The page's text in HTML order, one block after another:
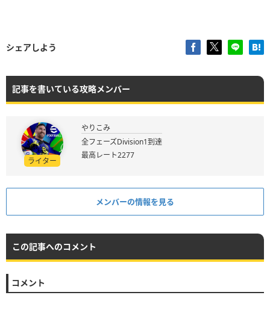
シェアしよう
記事を書いている攻略メンバー
ライター
やりこみ
全フェーズDivision1到達
最高レート2277
メンバーの情報を見る
この記事へのコメント
コメント